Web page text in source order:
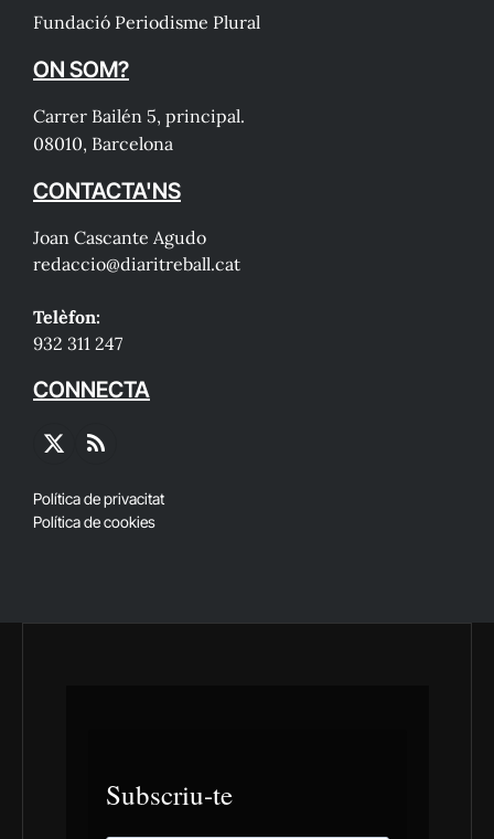
Fundació Periodisme Plural
ON SOM?
Carrer Bailén 5, principal.
08010, Barcelona
CONTACTA'NS
Joan Cascante Agudo
redaccio@diaritreball.cat
Telèfon:
932 311 247
CONNECTA
X
RSS
Política de privacitat
Política de cookies